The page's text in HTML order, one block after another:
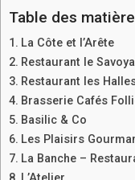
Table des
La Côte et l’Arête
Restaurant le
Restaurant les
Brasserie Cafés
Basilic & Co
Les Plaisirs
La Banche –